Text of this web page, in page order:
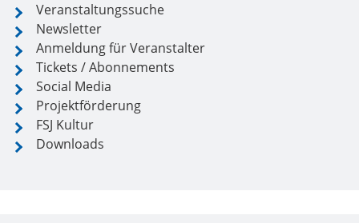
Veranstaltungssuche
Newsletter
Anmeldung für Veranstalter
Tickets / Abonnements
Social Media
Projektförderung
FSJ Kultur
Downloads